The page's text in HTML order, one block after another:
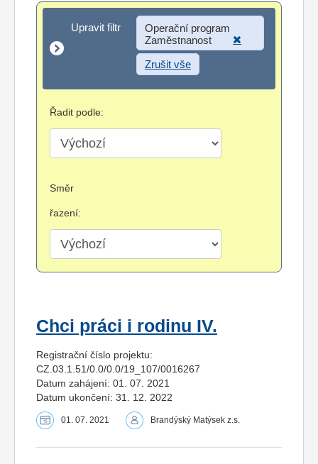
Upravit filtr
Upravit filtr
Operační program
Zaměstnanost
Zrušit vše
Řadit podle:
Směr
řazení:
Chci práci i rodinu IV.
Registrační číslo projektu:
CZ.03.1.51/0.0/0.0/19_107/0016267
Datum zahájení: 01. 07. 2021
Datum ukončení: 31. 12. 2022
01. 07. 2021 Brandýský Matýsek z.s.